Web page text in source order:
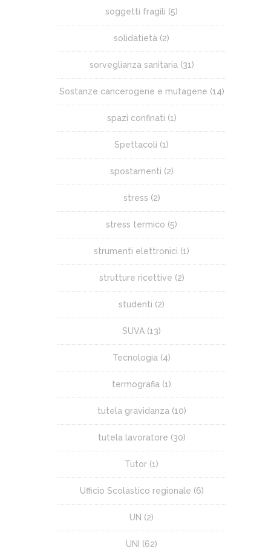
soggetti fragili (5)
solidatietà (2)
sorveglianza sanitaria(31)
Sostanze cancerogene e mutagene (14)
spazi confinati (1)
Spettacoli (1)
spostamenti (2)
stress (2)
stress termico (5)
strumenti elettronici (1)
strutture ricettive (2)
studenti (2)
SUVA (13)
Tecnologia (4)
termografia (1)
tutela gravidanza(10)
tutela lavoratore (30)
Tutor (1)
Ufficio Scolastico regionale (6)
UN (2)
UNI (62)